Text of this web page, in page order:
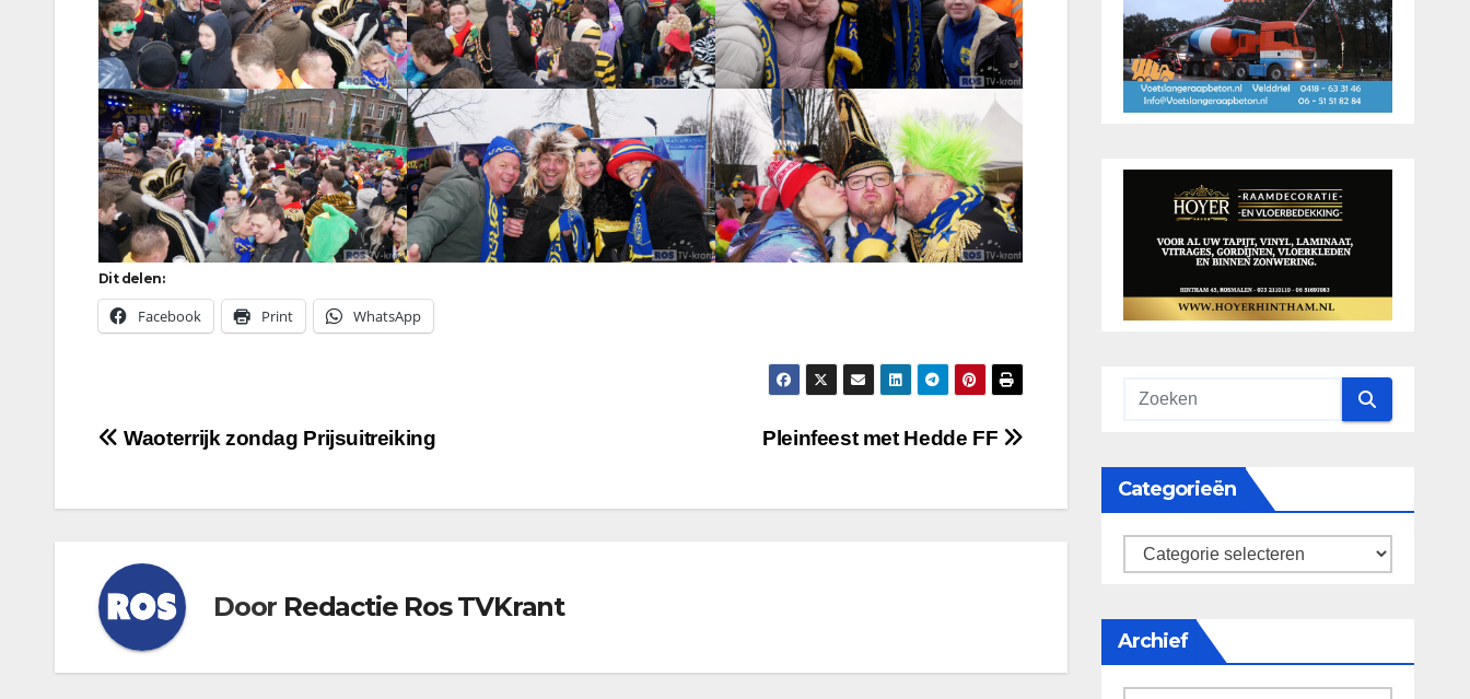
Dit delen:
Facebook Print WhatsApp
Bericht
Pleinfeest met Hedde FF
Waoterrijk zondag Prijsuitreiking
Door Redactie Ros TVKrant
Categorieën
categorieën
Archief